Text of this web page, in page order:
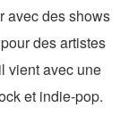
avec des shows
des artistes
vient avec une
et indie-pop.